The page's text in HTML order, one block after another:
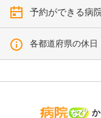
予約ができる病
各都道府県の休日